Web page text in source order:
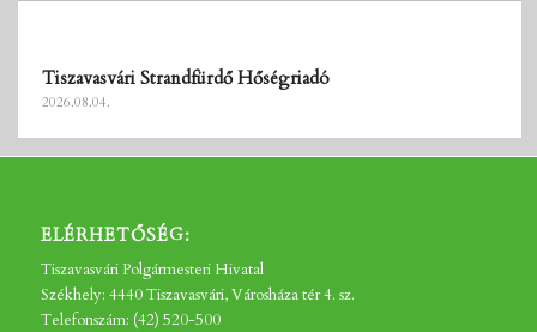
Tiszavasvári Strandfürdő Hőségriadó
2026.08.04.
ELÉRHETŐSÉG:
Tiszavasvári Polgármesteri Hivatal
Székhely: 4440 Tiszavasvári, Városháza tér 4. sz.
Telefonszám: (42) 520-500